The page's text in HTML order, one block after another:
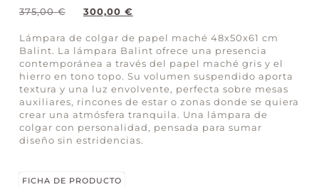
375,00€ 300,00 €
Lámpara de colgar de papel maché 48x50x61 cm
Balint. La lámpara Balint ofrece una presencia
contemporánea a través del papel maché gris y el
hierro en tono topo. Su volumen suspendido aporta
textura y una luz envolvente, perfecta sobre mesas
auxiliares, rincones de estar o zonas donde se quiera
crear una atmósfera tranquila. Una lámpara de
colgar con personalidad, pensada para sumar
diseño sin estridencias.
FICHA DE PRODUCTO